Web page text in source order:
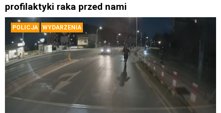
profilaktyki raka przed nami
POLICJA WYDARZENIA